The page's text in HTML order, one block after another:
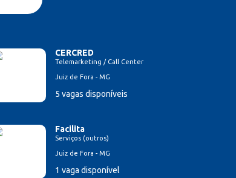
CERCRED
Telemarketing / Call Center
Juiz de Fora - MG
5 vagas disponíveis
Facilita
Serviços (outros)
Juiz de Fora - MG
1 vaga disponível